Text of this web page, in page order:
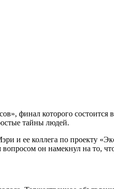
финал которого состоится
тайны людей.
и ее коллега по проекту
он намекнул на то,